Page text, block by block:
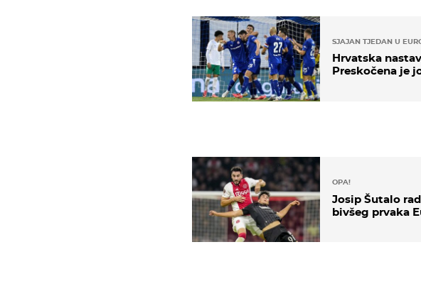
SJAJAN TJEDAN U
Hrvatska
Preskočena je
OPA!
Josip Šutalo
bivšeg prvaka